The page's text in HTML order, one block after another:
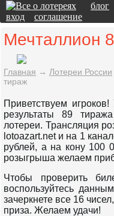
блог
вход
соглашение
Мечталлион
Главная → Лотереи России
тираж
Приветствуем
результаты 89
лотереи. Трансляция
lotoazart.net и на 1
рублей, а на кону 100
розыгрыша желаем
Чтобы проверить
воспользуйтесь
зачеркнете все 16
приза. Желаем удачи!